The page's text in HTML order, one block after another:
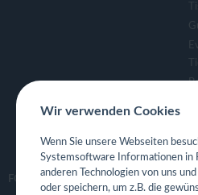
FOLGE UNS
Wir verwenden Cookies
Wenn Sie unsere Webseiten
Systemsoftware Informationen in
anderen Technologien von uns
oder speichern, um z.B. die